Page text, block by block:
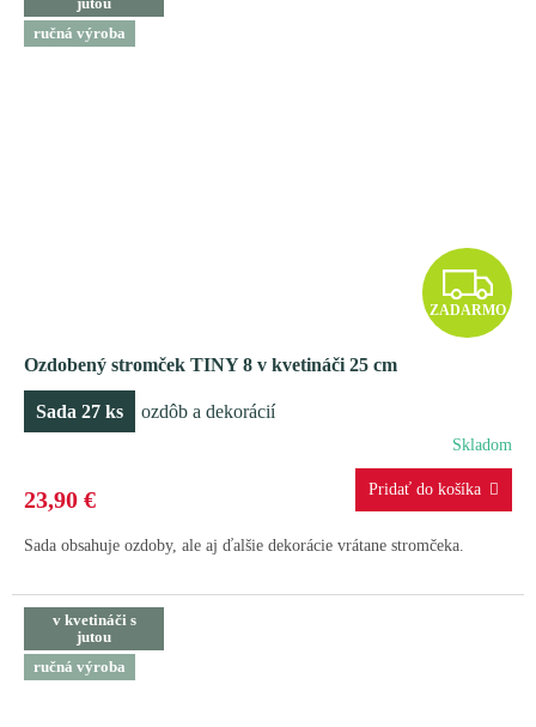
ručná výroba
Z
A
A
R
O
ZADARMO
Ozdobený stromček TINY 8 v kvetináči 25 cm
Sada 27 ks ozdôb a dekorácií
Skladom
23,90 €
Sada obsahuje ozdoby, ale aj ďalšie dekorácie vrátane stromčeka.
v kvetináči s
jutou
ručná výroba